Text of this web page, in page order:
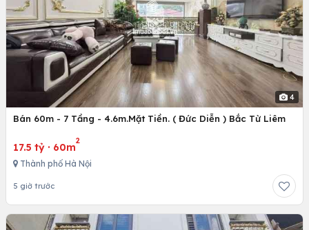
4
Bán 60m - 7 Tầng - 4.6m.Mặt Tiền. ( Đức Diễn ) Bắc Từ Liêm
17.5 tỷ · 60m
2
Thành phố Hà Nội
5 giờ trước